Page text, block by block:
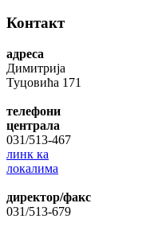
Контакт
адреса
Димитрија
Туцовића 171
телефони
централа
031/513-467
линк ка
локалима
директор/факс
031/513-679